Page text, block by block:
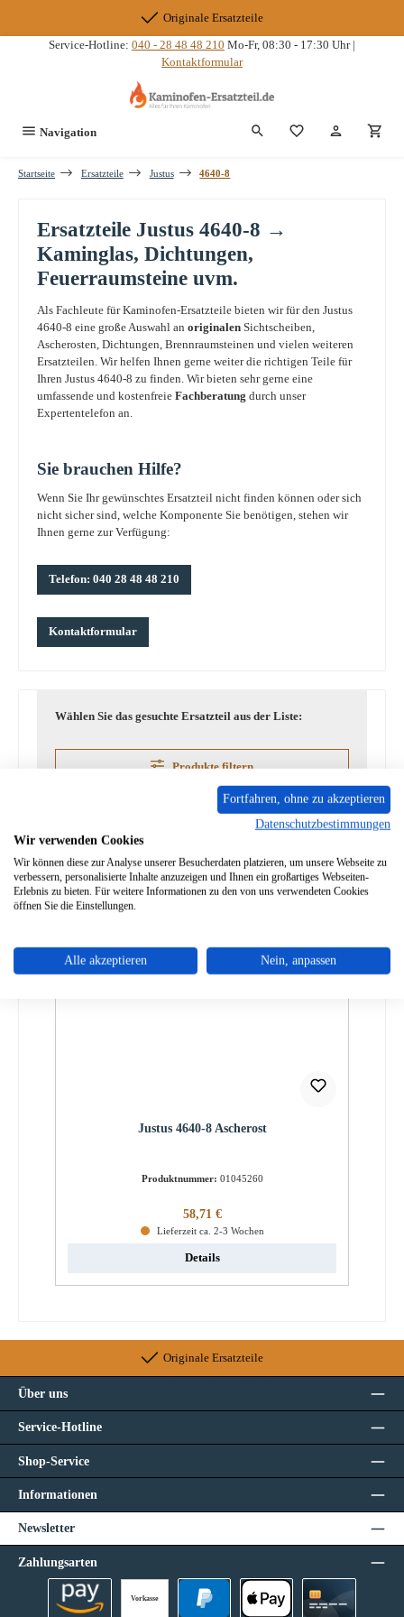
Originale Ersatzteile
Service-Hotline: 040 - 28 48 48 210 Mo-Fr, 08:30 - 17:30 Uhr |
Kontaktformular
Navigation Du hast 0
Startseite Ersatzteile Justus 4640-8
Ersatzteile Justus 4640-8 →
Kaminglas, Dichtungen,
Feuerraumsteine uvm.
Als Fachleute für Kaminofen-Ersatzteile bieten wir für den Justus
4640-8 eine große Auswahl an originalen Sichtscheiben,
Ascherosten, Dichtungen, Brennraumsteinen und vielen weiteren
Ersatzteilen. Wir helfen Ihnen gerne weiter die richtigen Teile für
Ihren Justus 4640-8 zu finden. Wir bieten sehr gerne eine
umfassende und kostenfreie Fachberatung durch unser
Expertentelefon an.
Sie brauchen Hilfe?
Wenn Sie Ihr gewünschtes Ersatzteil nicht finden können oder sich
nicht sicher sind, welche Komponente Sie benötigen, stehen wir
Ihnen gerne zur Verfügung:
Telefon: 040 28 48 48 210
Kontaktformular
Wählen Sie das gesuchte Ersatzteil aus der Liste:
Produkte filtern
Justus 4640-8 Ascherost
Produktnummer: 01045260
Regulärer Preis:
58,71 €
Lieferzeit ca. 2-3 Wochen
Details
Originale Ersatzteile
Über uns
Service-Hotline
Shop-Service
Informationen
Newsletter
Zahlungsarten
Vorkasse
Fortfahren, ohne zu akzeptieren
Datenschutzbestimmungen
Wir verwenden Cookies
Wir können diese zur Analyse unserer Besucherdaten platzieren, um unsere Webseite zu
verbessern, personalisierte Inhalte anzuzeigen und Ihnen ein großartiges Webseiten-
Erlebnis zu bieten. Für weitere Informationen zu den von uns verwendeten Cookies
öffnen Sie die Einstellungen.
Alle akzeptieren Nein, anpassen